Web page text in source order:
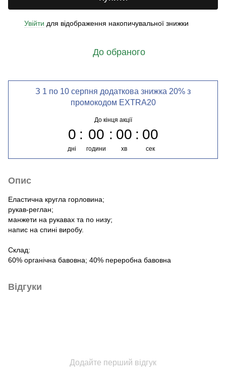
Увійти для відображення накопичувальної знижки
До обраного
З 1 по 10 серпня додаткова знижка 20% з
промокодом EXTRA20
До кінця акції
0
дні
00
години
00
хв
00
сек
Опис
Еластична кругла горловина;
рукав-реглан;
манжети на рукавах та по низу;
напис на спині виробу.
Склад:
60% органічна бавовна; 40% переробна бавовна
Відгуки
Додайте перший відгук